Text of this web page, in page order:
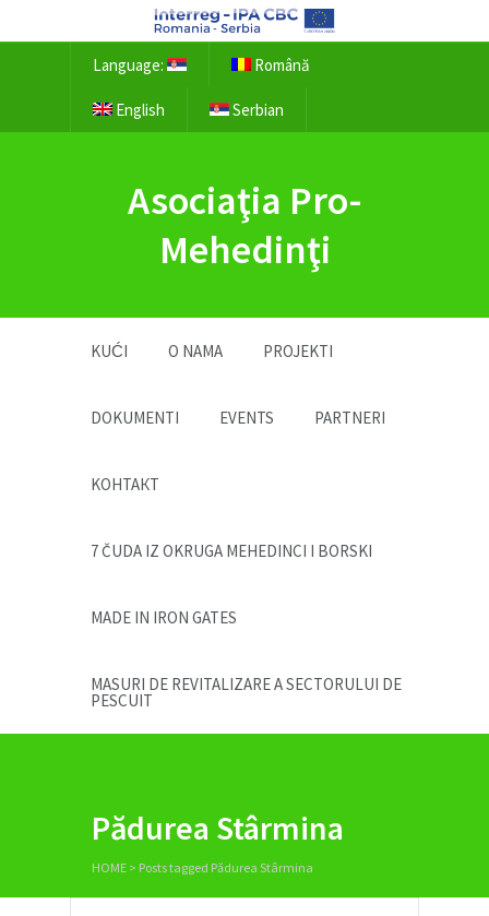
Language: Română
English Serbian
Asociaţia Pro-
Mehedinţi
KUĆI O NAMA PROJEKTI
DOKUMENTI EVENTS PARTNERI
KОНТАКТ
7 ČUDA IZ OKRUGA MEHEDINCI I BORSKI
MADE IN IRON GATES
MASURI DE REVITALIZARE A SECTORULUI DE
PESCUIT
Pădurea Stârmina
HOME > Posts tagged Pădurea Stârmina